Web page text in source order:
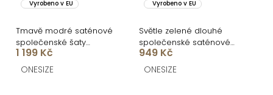
Vyrobeno v EU
Tmavě modré saténové
společenské šaty
ATHEMA
1 199 Kč
ONESIZE
Vyrobeno v EU
Světle zelené dlouhé
společenské saténové
šaty ARANKA na ramínka
949 Kč
ONESIZE